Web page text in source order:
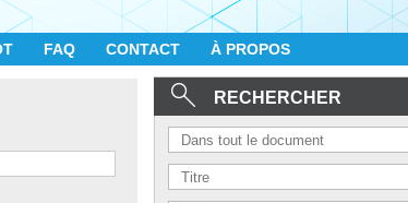
FAQ CONTACT À PROPOS
RECHERCHER